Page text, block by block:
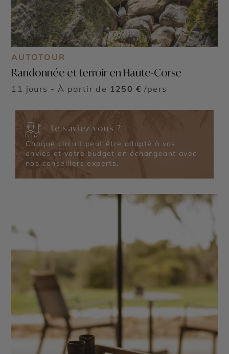
AUTOTOUR
Randonnée et terroir en Haute-Corse
11 jours - À partir de 1250 € /pers
Le saviez-vous ?
Chaque circuit peut être adapté à vos
envies et votre budget en échangeant avec
nos conseillers experts.